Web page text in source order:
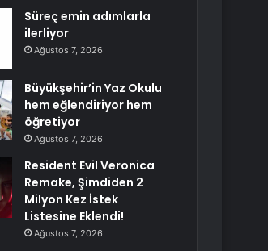
Süreç emin adımlarla
ilerliyor
Ağustos 7, 2026
Büyükşehir’in Yaz Okulu
hem eğlendiriyor hem
öğretiyor
Ağustos 7, 2026
Resident Evil Veronica
Remake, Şimdiden 2
Milyon Kez İstek
Listesine Eklendi!
Ağustos 7, 2026